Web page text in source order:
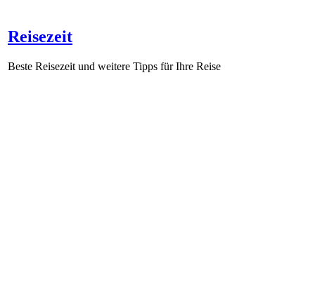
Reisezeit
Beste Reisezeit und weitere Tipps für Ihre Reise